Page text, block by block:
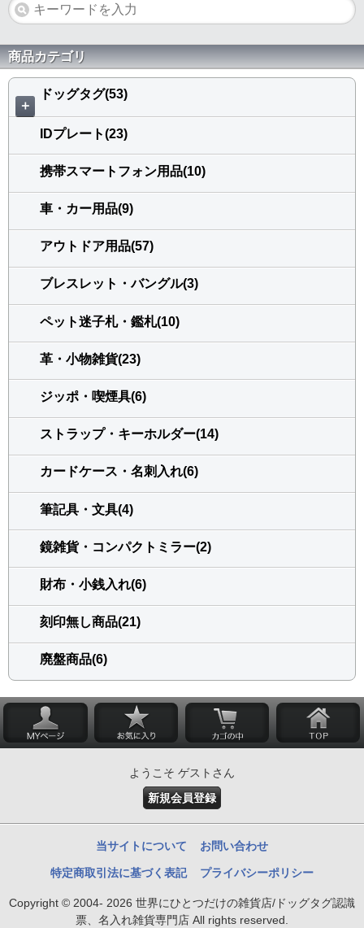
商品カテゴリ
＋
ドッグタグ(53)
IDプレート(23)
携帯スマートフォン用品(10)
車・カー用品(9)
アウトドア用品(57)
ブレスレット・バングル(3)
ペット迷子札・鑑札(10)
革・小物雑貨(23)
ジッポ・喫煙具(6)
ストラップ・キーホルダー(14)
カードケース・名刺入れ(6)
筆記具・文具(4)
鏡雑貨・コンパクトミラー(2)
財布・小銭入れ(6)
刻印無し商品(21)
廃盤商品(6)
ようこそ ゲストさん
新規会員登録
当サイトについて お問い合わせ
特定商取引法に基づく表記 プライバシーポリシー
Copyright © 2004- 2026 世界にひとつだけの雑貨店/ドッグタグ認識
票、名入れ雑貨専門店 All rights reserved.